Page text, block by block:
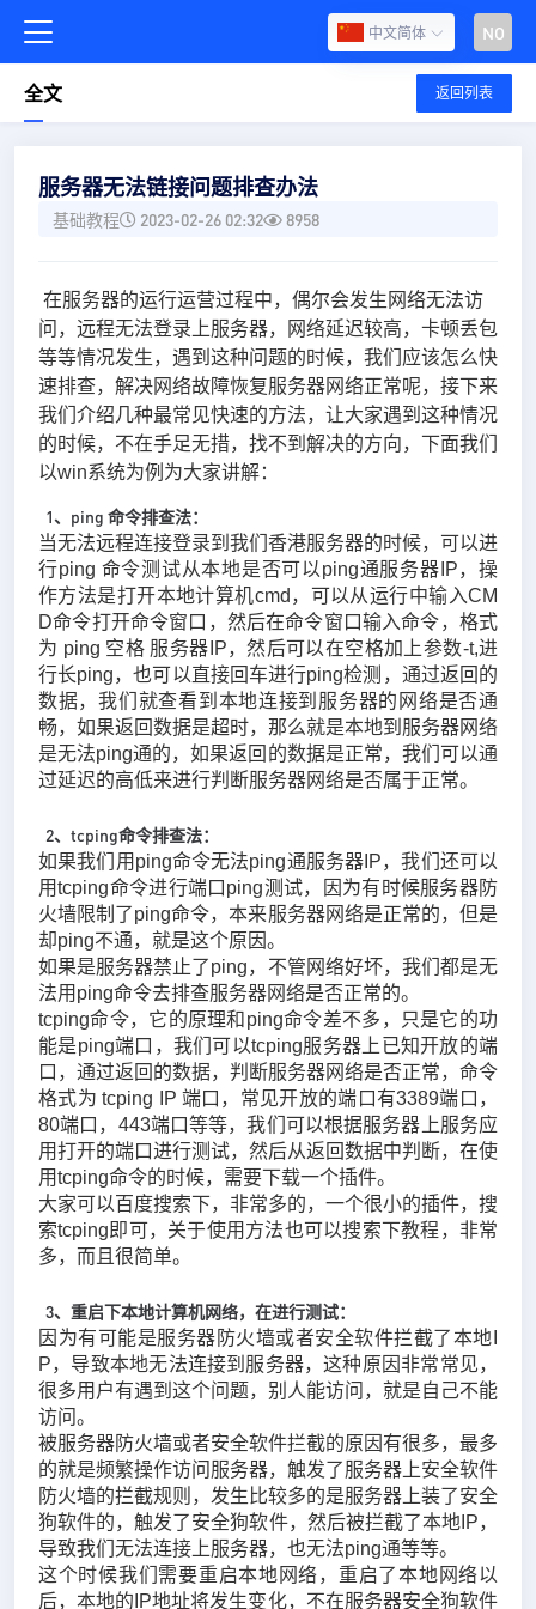
中文简体 NO
全文 返回列表
服务器无法链接问题排查办法
基础教程 2023-02-26 02:32 8958
在服务器的运行运营过程中，偶尔会发生网络无法访
问，远程无法登录上服务器，网络延迟较高，卡顿丢包
等等情况发生，遇到这种问题的时候，我们应该怎么快
速排查，解决网络故障恢复服务器网络正常呢，接下来
我们介绍几种最常见快速的方法，让大家遇到这种情况
的时候，不在手足无措，找不到解决的方向，下面我们
以win系统为例为大家讲解：
1、ping 命令排查法：
当无法远程连接登录到我们香港服务器的时候，可以进
行ping 命令测试从本地是否可以ping通服务器IP，操
作方法是打开本地计算机cmd，可以从运行中输入CM
D命令打开命令窗口，然后在命令窗口输入命令，格式
为 ping 空格 服务器IP，然后可以在空格加上参数-t,进
行长ping，也可以直接回车进行ping检测，通过返回的
数据，我们就查看到本地连接到服务器的网络是否通
畅，如果返回数据是超时，那么就是本地到服务器网络
是无法ping通的，如果返回的数据是正常，我们可以通
过延迟的高低来进行判断服务器网络是否属于正常。
2、tcping命令排查法：
如果我们用ping命令无法ping通服务器IP，我们还可以
用tcping命令进行端口ping测试，因为有时候服务器防
火墙限制了ping命令，本来服务器网络是正常的，但是
却ping不通，就是这个原因。
如果是服务器禁止了ping，不管网络好坏，我们都是无
法用ping命令去排查服务器网络是否正常的。
tcping命令，它的原理和ping命令差不多，只是它的功
能是ping端口，我们可以tcping服务器上已知开放的端
口，通过返回的数据，判断服务器网络是否正常，命令
格式为 tcping IP 端口，常见开放的端口有3389端口，
80端口，443端口等等，我们可以根据服务器上服务应
用打开的端口进行测试，然后从返回数据中判断，在使
用tcping命令的时候，需要下载一个插件。
大家可以百度搜索下，非常多的，一个很小的插件，搜
索tcping即可，关于使用方法也可以搜索下教程，非常
多，而且很简单。
3、重启下本地计算机网络，在进行测试：
因为有可能是服务器防火墙或者安全软件拦截了本地I
P，导致本地无法连接到服务器，这种原因非常常见，
很多用户有遇到这个问题，别人能访问，就是自己不能
访问。
被服务器防火墙或者安全软件拦截的原因有很多，最多
的就是频繁操作访问服务器，触发了服务器上安全软件
防火墙的拦截规则，发生比较多的是服务器上装了安全
狗软件的，触发了安全狗软件，然后被拦截了本地IP，
导致我们无法连接上服务器，也无法ping通等等。
这个时候我们需要重启本地网络，重启了本地网络以
后，本地的IP地址将发生变化，不在服务器安全狗软件